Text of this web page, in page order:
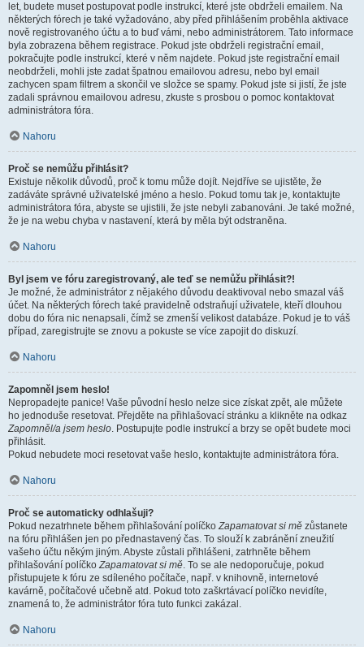
let, budete muset postupovat podle instrukcí, které jste obdrželi emailem. Na
některých fórech je také vyžadováno, aby před přihlášením proběhla aktivace
nově registrovaného účtu a to buď vámi, nebo administrátorem. Tato informace
byla zobrazena během registrace. Pokud jste obdrželi registrační email,
pokračujte podle instrukcí, které v něm najdete. Pokud jste registrační email
neobdrželi, mohli jste zadat špatnou emailovou adresu, nebo byl email
zachycen spam filtrem a skončil ve složce se spamy. Pokud jste si jistí, že jste
zadali správnou emailovou adresu, zkuste s prosbou o pomoc kontaktovat
administrátora fóra.
Nahoru
Proč se nemůžu přihlásit?
Existuje několik důvodů, proč k tomu může dojít. Nejdříve se ujistěte, že
zadáváte správné uživatelské jméno a heslo. Pokud tomu tak je, kontaktujte
administrátora fóra, abyste se ujistili, že jste nebyli zabanováni. Je také možné,
že je na webu chyba v nastavení, která by měla být odstraněna.
Nahoru
Byl jsem ve fóru zaregistrovaný, ale teď se nemůžu přihlásit?!
Je možné, že administrátor z nějakého důvodu deaktivoval nebo smazal váš
účet. Na některých fórech také pravidelně odstraňují uživatele, kteří dlouhou
dobu do fóra nic nenapsali, čímž se zmenší velikost databáze. Pokud je to váš
případ, zaregistrujte se znovu a pokuste se více zapojit do diskuzí.
Nahoru
Zapomněl jsem heslo!
Nepropadejte panice! Vaše původní heslo nelze sice získat zpět, ale můžete
ho jednoduše resetovat. Přejděte na přihlašovací stránku a klikněte na odkaz
Zapomněl/a jsem heslo. Postupujte podle instrukcí a brzy se opět budete moci
přihlásit.
Pokud nebudete moci resetovat vaše heslo, kontaktujte administrátora fóra.
Nahoru
Proč se automaticky odhlašuji?
Pokud nezatrhnete během přihlašování políčkoZapamatovat si mě zůstanete
na fóru přihlášen jen po přednastavený čas. To slouží k zabránění zneužití
vašeho účtu někým jiným. Abyste zůstali přihlášeni, zatrhněte během
přihlašování políčkoZapamatovat si mě. To se ale nedoporučuje, pokud
přistupujete k fóru ze sdíleného počítače, např. v knihovně, internetové
kavárně, počítačové učebně atd. Pokud toto zaškrtávací políčko nevidíte,
znamená to, že administrátor fóra tuto funkci zakázal.
Nahoru